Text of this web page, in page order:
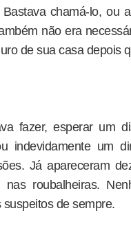
chamá-lo, ou
não era
de sua casa depois
fazer, esperar um
indevidamente um
Já apareceram
nas roubalheiras.
de sempre.